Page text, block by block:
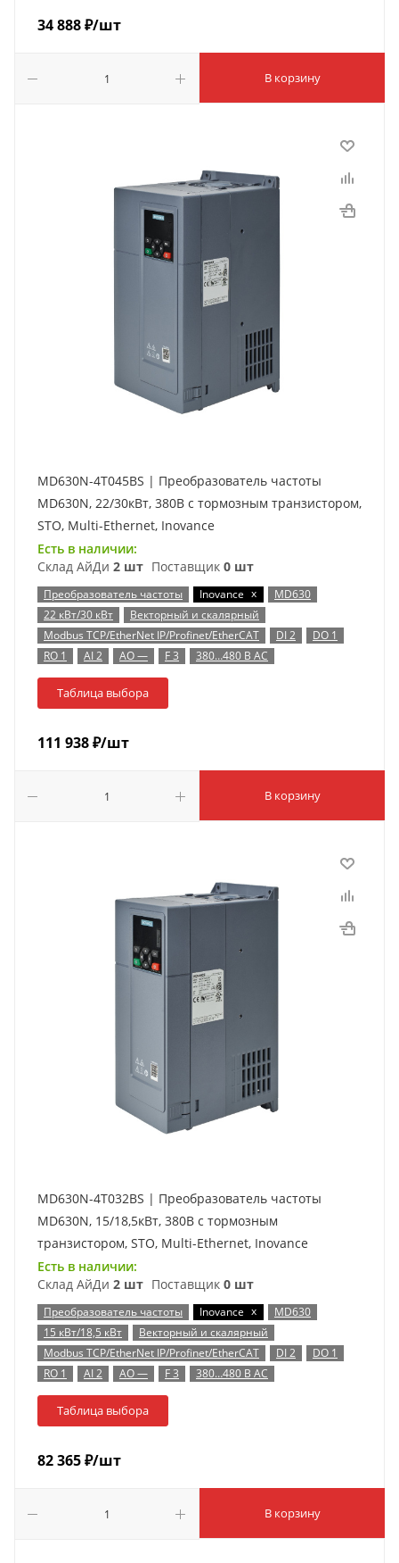
34 888₽/шт
В корзину
MD630N-4T045BS | Преобразователь частоты
MD630N, 22/30кВт, 380В с тормозным транзистором,
STO, Multi-Ethernet, Inovance
Есть в наличии:
Склад АйДи 2 шт Поставщик 0 шт
Преобразователь частоты Inovance x
MD630
22 кВт/30 кВт
Векторный и скалярный
Modbus TCP/EtherNet IP/Profinet/EtherCAT
DI 2
DO 1
RO 1
AI 2 AO — F 3 380…480 В AC
Таблица выбора
111 938₽/шт
В корзину
MD630N-4T032BS | Преобразователь частоты
MD630N, 15/18,5кВт, 380В с тормозным
транзистором, STO, Multi-Ethernet, Inovance
Есть в наличии:
Склад АйДи 2 шт Поставщик 0 шт
Преобразователь частоты Inovance x
MD630
15 кВт/18,5 кВт
Векторный и скалярный
Modbus TCP/EtherNet IP/Profinet/EtherCAT
DI 2
DO 1
RO 1
AI 2 AO — F 3 380…480 В AC
Таблица выбора
82 365₽/шт
В корзину